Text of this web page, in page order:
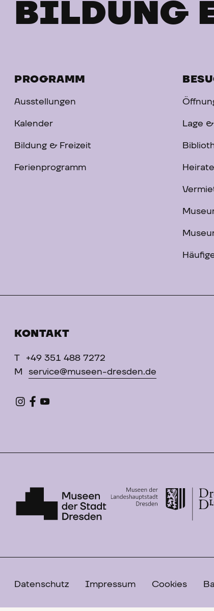
BILDUNG
PROGRAMM
Ausstellungen
Kalender
Bildung & Freizeit
Ferienprogramm
Lage
KONTAKT
T
+49 351 488 7272
M
service@museen-dresden.de
Datenschutz Impressum Cookies